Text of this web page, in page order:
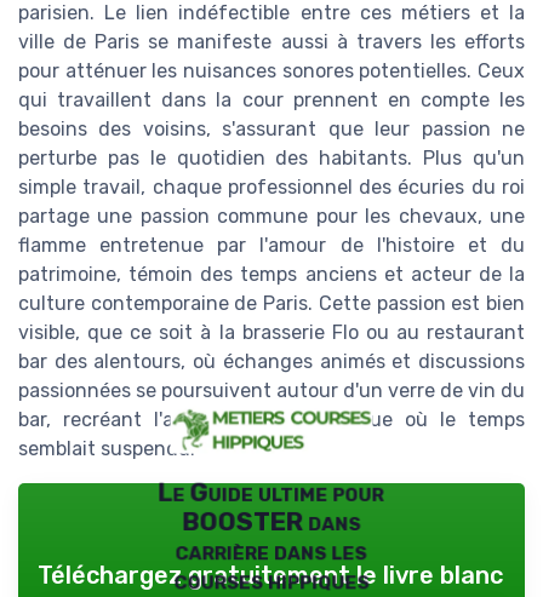
parisien. Le lien indéfectible entre ces métiers et la
ville de Paris se manifeste aussi à travers les efforts
pour atténuer les nuisances sonores potentielles. Ceux
qui travaillent dans la cour prennent en compte les
besoins des voisins, s'assurant que leur passion ne
perturbe pas le quotidien des habitants. Plus qu'un
simple travail, chaque professionnel des écuries du roi
partage une passion commune pour les chevaux, une
flamme entretenue par l'amour de l'histoire et du
patrimoine, témoin des temps anciens et acteur de la
culture contemporaine de Paris. Cette passion est bien
visible, que ce soit à la brasserie Flo ou au restaurant
bar des alentours, où échanges animés et discussions
passionnées se poursuivent autour d'un verre de vin du
bar, recréant l'ambiance d'une époque où le temps
semblait suspendu.
Le Guide ultime pour
BOOSTER dans
carrière dans les
courses hippiques
Téléchargez gratuitement le livre blanc